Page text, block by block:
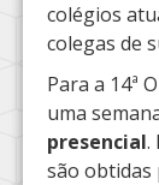
colégios
colegas de
Para a 14ª
uma
presencial.
são obtidas